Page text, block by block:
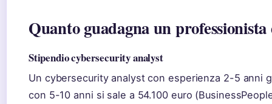
Quanto guadagna un
Stipendio cybersecurity analyst
Un cybersecurity analyst con esperienza 2-5 anni
con 5-10 anni si sale a 54.100 euro